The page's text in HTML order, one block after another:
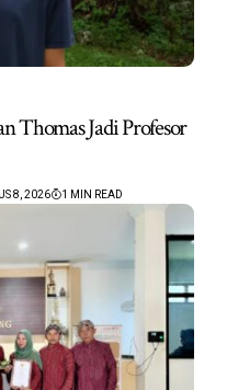
Thomas Jadi Profesor
8, 2026 1 MIN READ